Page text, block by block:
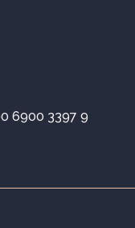
6900 3397 9